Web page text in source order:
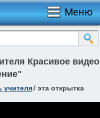
Меню
Красивое видео
учителя/ эта открытка